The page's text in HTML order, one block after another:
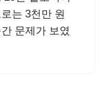
는 3천만 원
문제가 보였